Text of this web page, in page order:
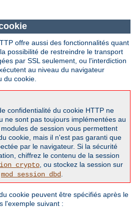
offre aussi des fonctionnalités quant
possibilité de restreindre le transport
par SSL seulement, ou l'interdiction
au niveau du navigateur
du cookie.
confidentialité du cookie HTTP ne
ne sont pas toujours implémentées au
de session vous permettent
cookie, mais il n'est pas garanti que
par le navigateur. Si la sécurité
chiffrez le contenu de la session
, ou stockez la session sur
mod_session_dbd
cookie peuvent être spécifiés après le
l'exemple suivant :